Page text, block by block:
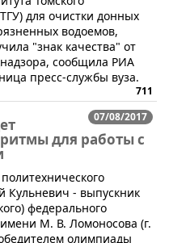
для очистки донных
водоемов,
"знак качества" от
сообщила РИА
пресс-службы вуза.
711
07/08/2017
для работы с
Кульневич - выпускник
федерального
М. В. Ломоносова (г.
олимпиады